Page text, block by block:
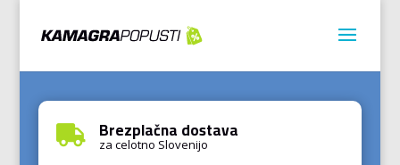
 Brezplačna dostava
za celotno Slovenijo